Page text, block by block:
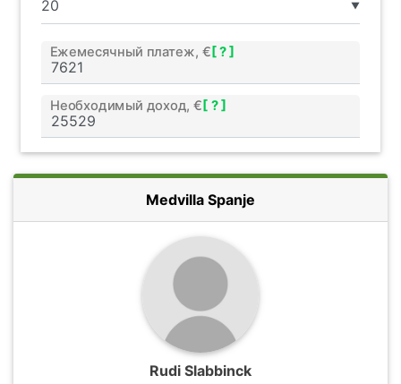
▼
Ежемесячный платеж, € [ ? ]
Необходимый доход, € [ ? ]
Medvilla Spanje
Rudi Slabbinck